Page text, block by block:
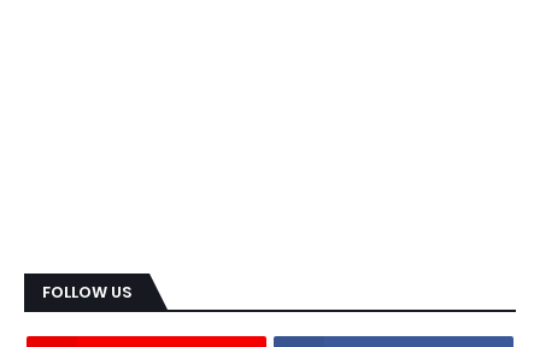
FOLLOW US